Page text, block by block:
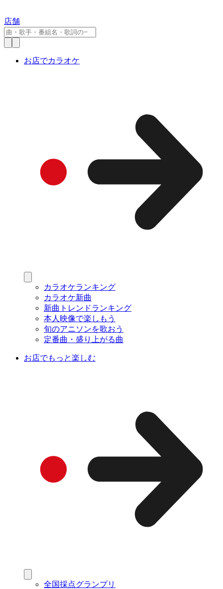
店舗
お店でカラオケ
カラオケランキング
カラオケ新曲
新曲トレンドランキング
本人映像で楽しもう
旬のアニソンを歌おう
定番曲・盛り上がる曲
お店でもっと楽しむ
全国採点グランプリ